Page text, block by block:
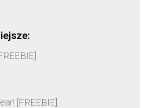
[FREEBIE]